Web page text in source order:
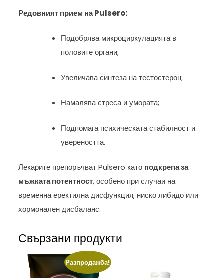
Редовният прием на Pulsero:
Подобрява микроциркулацията в
половите органи;
Увеличава синтеза на тестостерон;
Намалява стреса и умората;
Подпомага психическата стабилност и
увереността.
Лекарите препоръчват Pulsero като подкрепа за
мъжката потентност, особено при случаи на
временна еректилна дисфункция, ниско либидо или
хормонален дисбаланс.
Свързани продукти
Разпродажба!